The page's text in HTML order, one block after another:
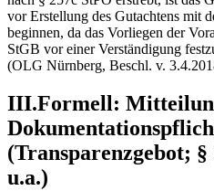
vor Erstellung des Gutachtens mit
beginnen, da das Vorliegen der
StGB vor einer Verständigung
(OLG Nürnberg, Beschl. v.
III.Formell:
(Transparenzgebot; §
u.a.)